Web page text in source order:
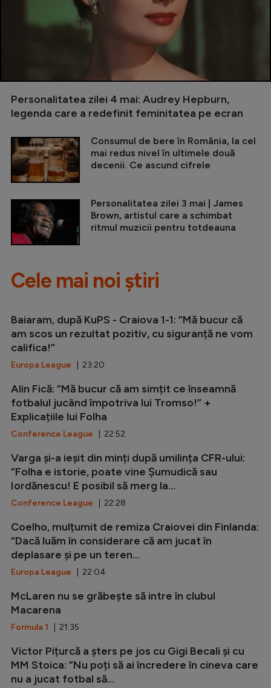
Personalitatea zilei 4 mai: Audrey Hepburn,
legenda care a redefinit feminitatea pe ecran
Consumul de bere în România, la cel
mai redus nivel în ultimele două
decenii. Ce ascund cifrele
Personalitatea zilei 3 mai | James
Brown, artistul care a schimbat
ritmul muzicii pentru totdeauna
Cele mai noi știri
Baiaram, după KuPS - Craiova 1-1: ”Mă bucur că
am scos un rezultat pozitiv, cu siguranță ne vom
califica!”
Europa League | 23:20
Alin Fică: ”Mă bucur că am simțit ce înseamnă
fotbalul jucând împotriva lui Tromso!” +
Explicațiile lui Folha
Conference League | 22:52
Varga și-a ieșit din minți după umilința CFR-ului:
”Folha e istorie, poate vine Șumudică sau
Iordănescu! E posibil să merg la...
Conference League | 22:28
Coelho, mulțumit de remiza Craiovei din Finlanda:
”Dacă luăm în considerare că am jucat în
deplasare și pe un teren...
Europa League | 22:04
McLaren nu se grăbește să intre în clubul
Macarena
Formula 1 | 21:35
Victor Pițurcă a șters pe jos cu Gigi Becali și cu
MM Stoica: ”Nu poți să ai încredere în cineva care
nu a jucat fotbal să...